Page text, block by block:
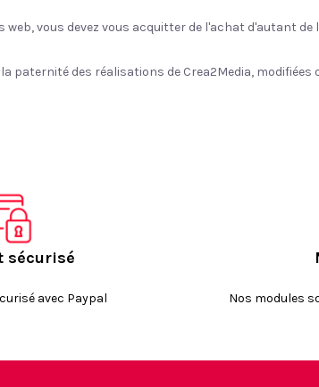
vous devez vous acquitter de l'achat d'autant de
paternité des réalisations de Crea2Media,
sécurisé
avec Paypal Nos modules